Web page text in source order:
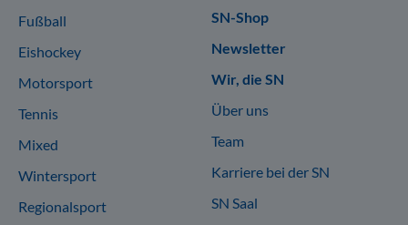
Fußball
Eishockey
Motorsport
Tennis
Mixed
Wintersport
Regionalsport
SN-Shop
Newsletter
Wir, die SN
Über uns
Team
Karriere bei der SN
SN Saal